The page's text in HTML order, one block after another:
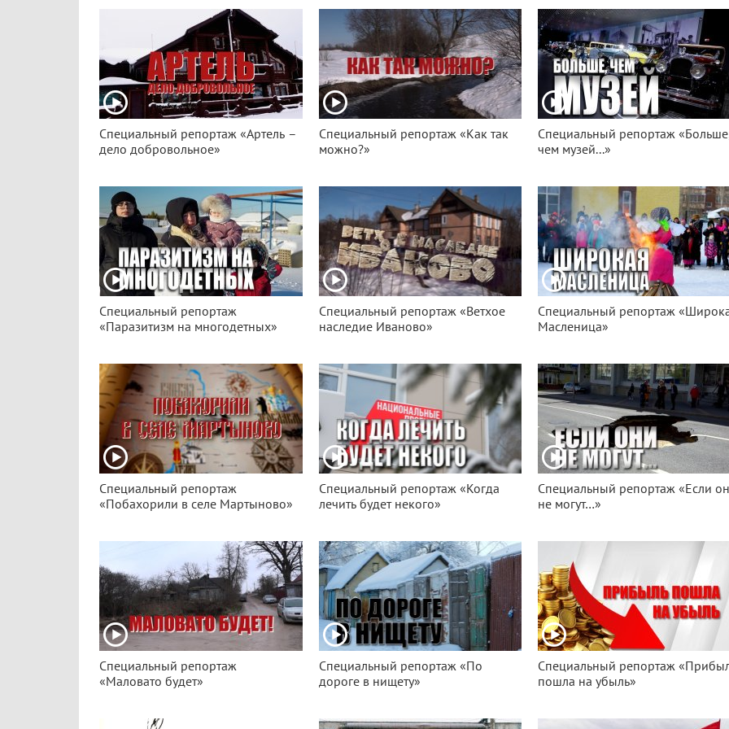
Специальный репортаж «Артель –
дело добровольное»
Специальный репортаж «Как так
можно?»
Специальный репортаж
чем музей...»
Специальный репортаж
«Паразитизм на многодетных»
Специальный репортаж «Ветхое
наследие Иваново»
Специальный репортаж
Масленица»
Специальный репортаж
«Побахорили в селе Мартыново»
Специальный репортаж «Когда
лечить будет некого»
Специальный репортаж «Если
не могут…»
Специальный репортаж
«Маловато будет»
Специальный репортаж «По
дороге в нищету»
Специальный репортаж
пошла на убыль»